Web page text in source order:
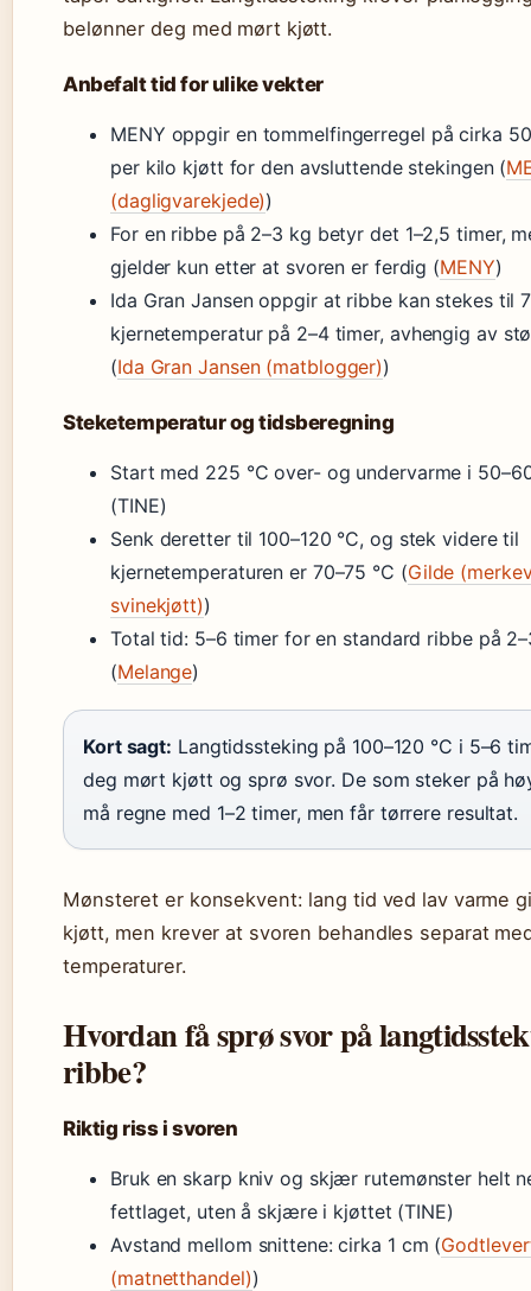
belønner deg med mørt kjøtt.
Anbefalt tid for ulike vekter
MENY oppgir en tommelfingerregel på cirka
per kilo kjøtt for den avsluttende stekingen (
(dagligvarekjede))
For en ribbe på 2–3 kg betyr det 1–2,5 timer,
gjelder kun etter at svoren er ferdig (MENY)
Ida Gran Jansen oppgir at ribbe kan stekes til
kjernetemperatur på 2–4 timer, avhengig av
(Ida Gran Jansen (matblogger))
Steketemperatur og tidsberegning
Start med 225 °C over- og undervarme i
(TINE)
Senk deretter til 100–120 °C, og stek videre til
kjernetemperaturen er 70–75 °C (Gilde
svinekjøtt))
Total tid: 5–6 timer for en standard ribbe på
(Melange)
Kort sagt: Langtidssteking på 100–120 °C i 5–6
deg mørt kjøtt og sprø svor. De som steker på
må regne med 1–2 timer, men får tørrere resultat.
Mønsteret er konsekvent: lang tid ved lav varme
kjøtt, men krever at svoren behandles separat
temperaturer.
Hvordan få sprø svor på
ribbe?
Riktig riss i svoren
Bruk en skarp kniv og skjær rutemønster helt
fettlaget, uten å skjære i kjøttet (TINE)
Avstand mellom snittene: cirka 1 cm (
(matnetthandel))